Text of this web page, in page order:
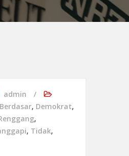
admin
Berdasar, Demokrat,
,
, Tidak,